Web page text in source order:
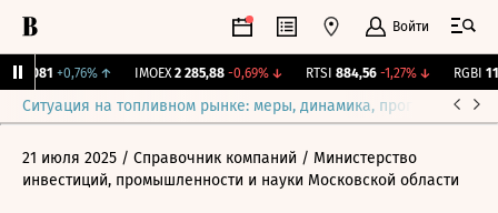
Войти
12,081 +0,76%↑ IMOEX 2 285,88 -0,69%↓ RTSI 884,56 -1,27%↓ RGBI
Ситуация на топливном рынке: меры, динамика, прогнозы
21 июля 2025 / Справочник компаний / Министерство
инвестиций, промышленности и науки Московской области